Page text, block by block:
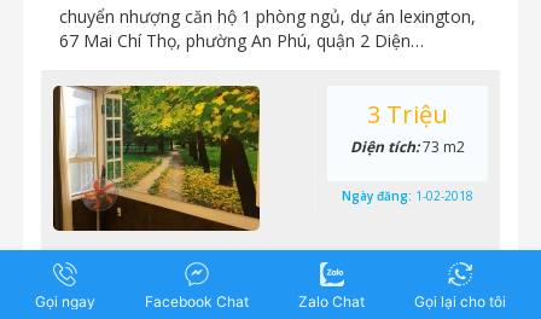
chuyển nhượng căn hộ 1 phòng ngủ, dự án lexington,
67 Mai Chí Thọ, phường An Phú, quận 2 Diện…
Bán căn hộ 2 phòng ngủ diện tích lớn, view hồ
bơi và Mai Chí Thọ, nhà đẹp, mới tại Lexington
Residence
3 Triệu
Diện tích:73 m2
Ngày đăng: 1-02-2018
Gọi ngay Facebook Chat Zalo Chat Gọi lại cho tôi